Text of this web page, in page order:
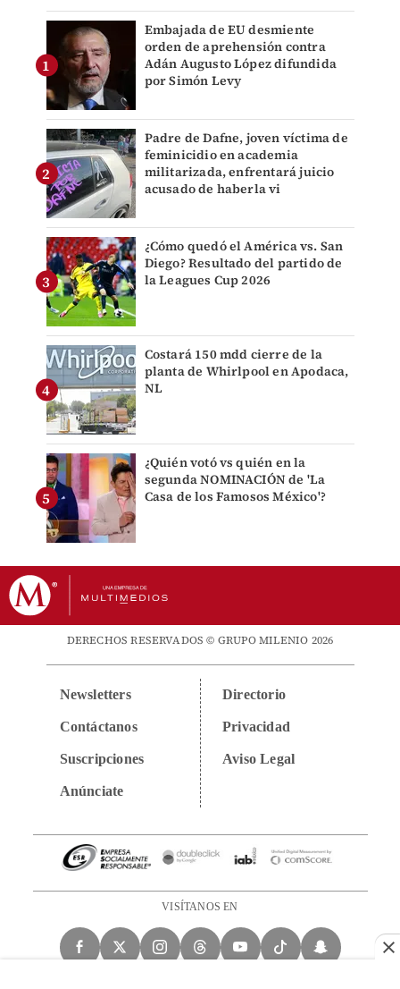
Embajada de EU desmiente
orden de aprehensión contra
Adán Augusto López difundida
por Simón Levy
Padre de Dafne, joven víctima de
feminicidio en academia
militarizada, enfrentará juicio
acusado de haberla vi
¿Cómo quedó el América vs. San
Diego? Resultado del partido de
la Leagues Cup 2026
Costará 150 mdd cierre de la
planta de Whirlpool en Apodaca,
NL
¿Quién votó vs quién en la
segunda NOMINACIÓN de 'La
Casa de los Famosos México'?
DERECHOS RESERVADOS © GRUPO MILENIO 2026
Newsletters
Contáctanos
Suscripciones
Anúnciate
Directorio
Privacidad
Aviso Legal
VISÍTANOS EN